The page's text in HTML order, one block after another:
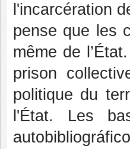
l'incarcération
pense que les
même de
prison
politique du
l'État. Les